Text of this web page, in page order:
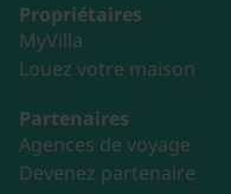
Propriétaires
MyVilla
Louez votre maison
Partenaires
Agences de voyage
Devenez partenaire